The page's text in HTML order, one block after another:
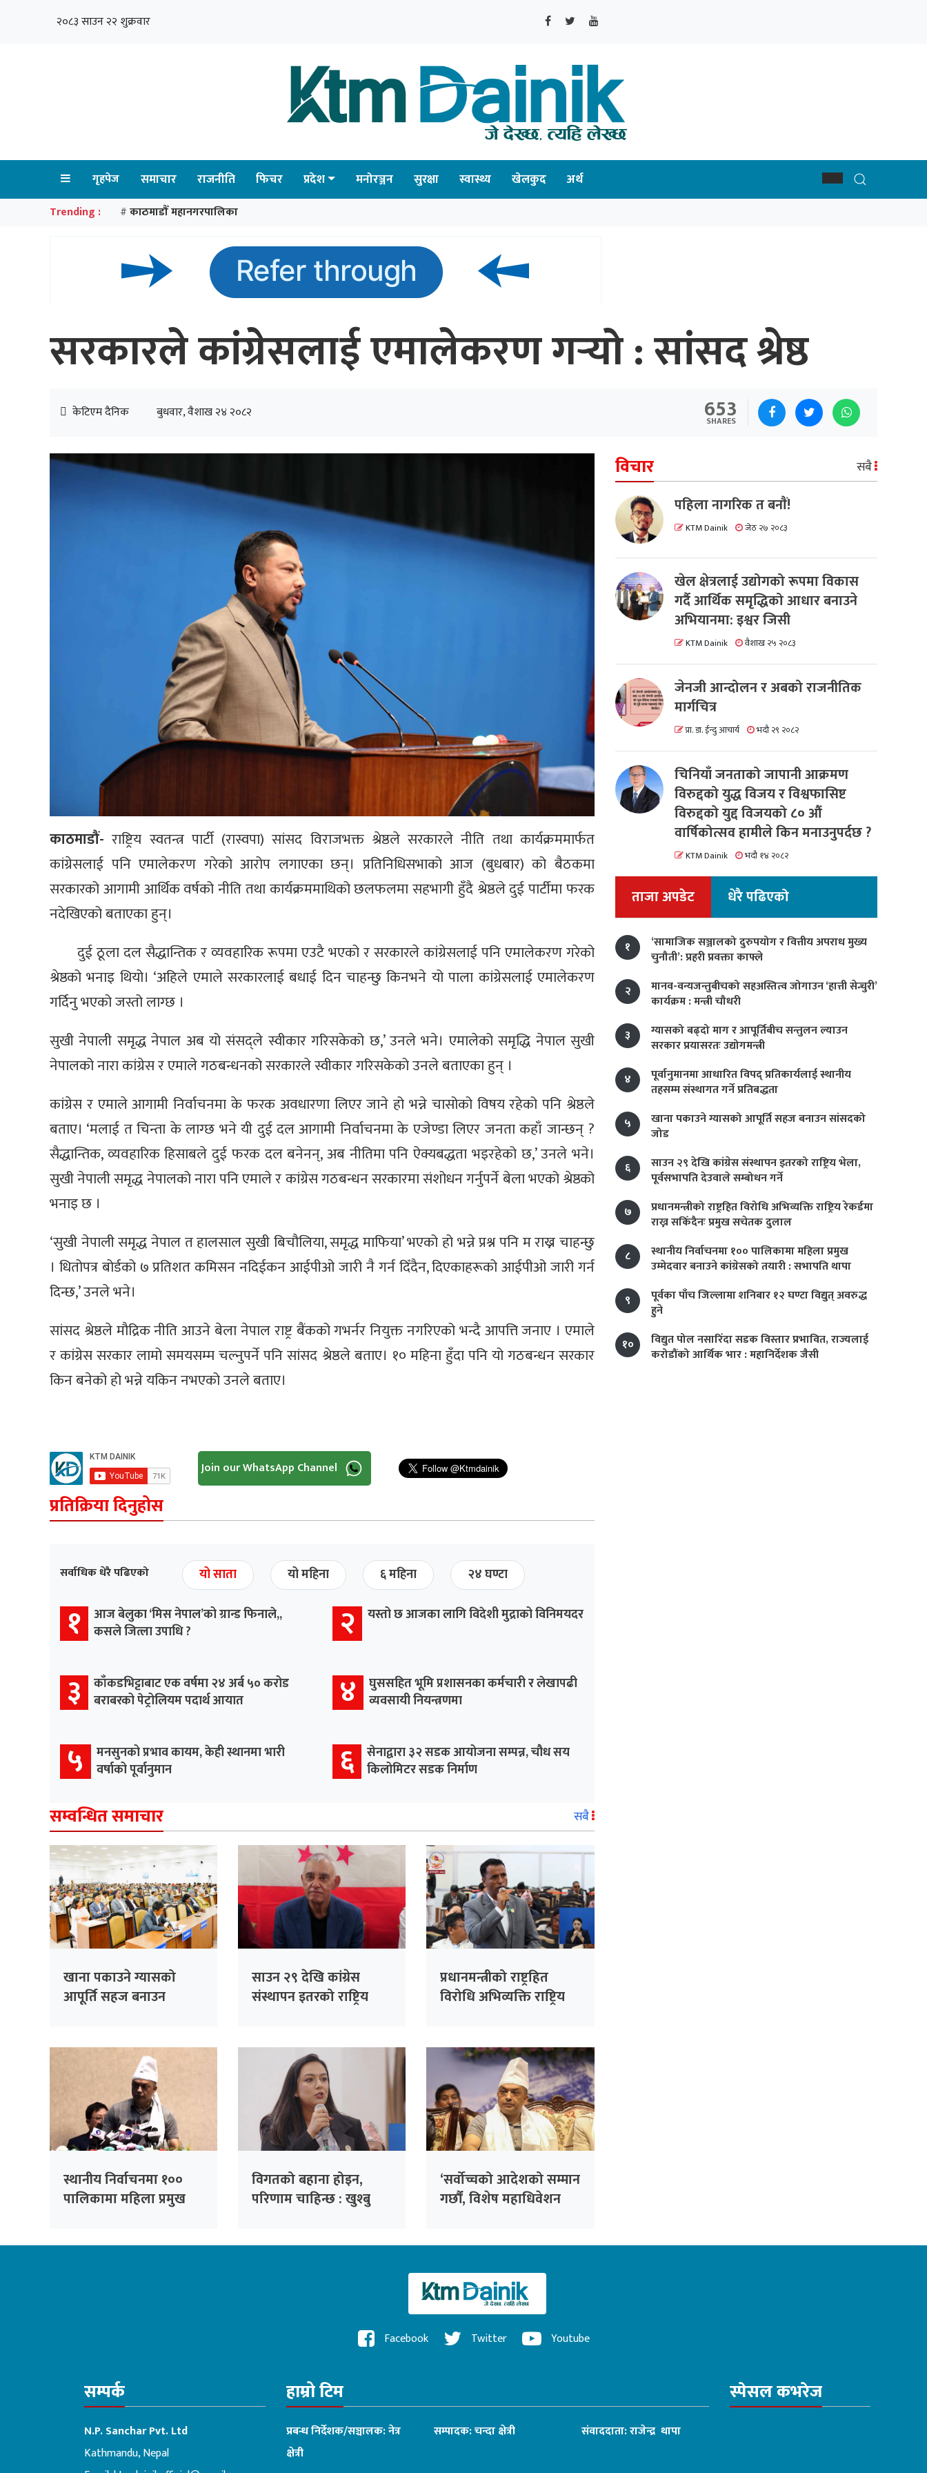
२०८३ साउन २२ शुक्रवार
गृहपेज समाचार राजनीति फिचर प्रदेश मनोरञ्जन सुरक्षा स्वास्थ्य खेलकुद अर्थ
Trending : # काठमाडौँ महानगरपालिका
सरकारले कांग्रेसलाई एमालेकरण गर्‍यो : सांसद श्रेष्ठ
केटिएम दैनिक बुधवार, वैशाख २४ २०८२ 653
SHARES
काठमाडौं-राष्ट्रिय स्वतन्त्र पार्टी (रास्वपा) सांसद विराजभक्त श्रेष्ठले सरकारले नीति तथा कार्यक्रममार्फत
कांग्रेसलाई पनि एमालेकरण गरेको आरोप लगाएका छन्। प्रतिनिधिसभाको आज (बुधबार) को बैठकमा
सरकारको आगामी आर्थिक वर्षको नीति तथा कार्यक्रममाथिको छलफलमा सहभागी हुँदै श्रेष्ठले दुई पार्टीमा फरक
नदेखिएको बताएका हुन्।
दुई ठूला दल सैद्धान्तिक र व्यवहारिक रूपमा एउटै भएको र सरकारले कांग्रेसलाई पनि एमालेकरण गरेको
श्रेष्ठको भनाइ थियो। ‘अहिले एमाले सरकारलाई बधाई दिन चाहन्छु किनभने यो पाला कांग्रेसलाई एमालेकरण
गर्दिनु भएको जस्तो लाग्छ ।
सुखी नेपाली समृद्ध नेपाल अब यो संसद्ले स्वीकार गरिसकेको छ,’ उनले भने। एमालेको समृद्धि नेपाल सुखी
नेपालको नारा कांग्रेस र एमाले गठबन्धनको सरकारले स्वीकार गरिसकेको उनले बताएका हुन् ।
कांग्रेस र एमाले आगामी निर्वाचनमा के फरक अवधारणा लिएर जाने हो भन्ने चासोको विषय रहेको पनि श्रेष्ठले
बताए। ‘मलाई त चिन्ता के लाग्छ भने यी दुई दल आगामी निर्वाचनमा के एजेण्डा लिएर जनता कहाँ जान्छन् ?
सैद्धान्तिक, व्यवहारिक हिसाबले दुई फरक दल बनेनन्, अब नीतिमा पनि ऐक्यबद्धता भइरहेको छ,’ उनले भने।
सुखी नेपाली समृद्ध नेपालको नारा पनि एमाले र कांग्रेस गठबन्धन सरकारमा संशोधन गर्नुपर्ने बेला भएको श्रेष्ठको
भनाइ छ ।
‘सुखी नेपाली समृद्ध नेपाल त हालसाल सुखी बिचौलिया, समृद्ध माफिया’ भएको हो भन्ने प्रश्न पनि म राख्न चाहन्छु
। धितोपत्र बोर्डको ७ प्रतिशत कमिसन नदिईकन आईपीओ जारी नै गर्न दिँदैन, दिएकाहरूको आईपीओ जारी गर्न
दिन्छ,’ उनले भने।
सांसद श्रेष्ठले मौद्रिक नीति आउने बेला नेपाल राष्ट्र बैंकको गभर्नर नियुक्त नगरिएको भन्दै आपत्ति जनाए । एमाले
र कांग्रेस सरकार लामो समयसम्म चल्नुपर्ने पनि सांसद श्रेष्ठले बताए। १० महिना हुँदा पनि यो गठबन्धन सरकार
किन बनेको हो भन्ने यकिन नभएको उनले बताए।
Join our WhatsApp Channel
प्रतिक्रिया दिनुहोस
सर्वाधिक धेरै पढिएको यो साता यो महिना ६ महिना २४ घण्टा
१
आज बेलुका ‘मिस नेपाल’को ग्रान्ड फिनाले,,
कसले जित्ला उपाधि ?
२ यस्तो छ आजका लागि विदेशी मुद्राको विनिमयदर
३
काँकडभिट्टाबाट एक वर्षमा २४ अर्ब ५० करोड
बराबरको पेट्रोलियम पदार्थ आयात
४
घुससहित भूमि प्रशासनका कर्मचारी र लेखापढी
व्यवसायी नियन्त्रणमा
५
मनसुनको प्रभाव कायम, केही स्थानमा भारी
वर्षाको पूर्वानुमान
६ सेनाद्वारा ३२ सडक आयोजना सम्पन्न, चौध सय
किलोमिटर सडक निर्माण
सम्वन्धित समाचार सबै
खाना पकाउने ग्यासको
आपूर्ति सहज बनाउन
साउन २९ देखि कांग्रेस
संस्थापन इतरको राष्ट्रिय
प्रधानमन्त्रीको राष्ट्रहित
विरोधि अभिव्यक्ति राष्ट्रिय
स्थानीय निर्वाचनमा १००
पालिकामा महिला प्रमुख
विगतको बहाना होइन,
परिणाम चाहिन्छ : खुश्बु
‘सर्वोच्चको आदेशको सम्मान
गर्छौं, विशेष महाधिवेशन
विचार सबै
पहिला नागरिक त बनाैं!
KTM Dainik जेठ २७ २०८३
खेल क्षेत्रलाई उद्योगको रूपमा विकास
गर्दै आर्थिक समृद्धिको आधार बनाउने
अभियानमा: इश्वर जिसी
KTM Dainik वैशाख २५ २०८३
जेनजी आन्दोलन र अबको राजनीतिक
मार्गचित्र
प्रा. डा. ईन्दु आचार्य भदौ २९ २०८२
चिनियाँ जनताको जापानी आक्रमण
विरुद्दको युद्ध विजय र विश्वफासिष्ट
विरुद्दको युद्द विजयको ८० औं
वार्षिकोत्सव हामीले किन मनाउनुपर्दछ ?
KTM Dainik भदौ १४ २०८२
ताजा अपडेट धेरै पढिएको
१
‘सामाजिक सञ्जालको दुरुपयोग र वित्तीय अपराध मुख्य
चुनौती’: प्रहरी प्रवक्ता काफ्ले
२
मानव-वन्यजन्तुबीचको सहअस्तित्व जोगाउन ‘हात्ती सेन्चुरी’
कार्यक्रम : मन्त्री चौधरी
३
ग्यासको बढ्दो माग र आपूर्तिबीच सन्तुलन ल्याउन
सरकार प्रयासरतः उद्योगमन्त्री
४
पूर्वानुमानमा आधारित विपद् प्रतिकार्यलाई स्थानीय
तहसम्म संस्थागत गर्ने प्रतिबद्धता
५
खाना पकाउने ग्यासको आपूर्ति सहज बनाउन सांसदको
जोड
६
साउन २९ देखि कांग्रेस संस्थापन इतरको राष्ट्रिय भेला,
पूर्वसभापति देउवाले सम्बोधन गर्ने
७
प्रधानमन्त्रीको राष्ट्रहित विरोधि अभिव्यक्ति राष्ट्रिय रेकर्डमा
राख्न सकिँदैनः प्रमुख सचेतक दुलाल
८
स्थानीय निर्वाचनमा १०० पालिकामा महिला प्रमुख
उम्मेदवार बनाउने कांग्रेसको तयारी : सभापति थापा
९
पूर्वका पाँच जिल्लामा शनिबार १२ घण्टा विद्युत् अवरुद्ध
हुने
१०
विद्युत पोल नसारिँदा सडक विस्तार प्रभावित, राज्यलाई
करोडौंको आर्थिक भार : महानिर्देशक जैसी
Facebook Twitter Youtube
सम्पर्क
N.P. Sanchar Pvt. Ltd
Kathmandu, Nepal
हाम्रो टिम
प्रबन्ध निर्देशक/सञ्चालक: नेत्र
क्षेत्री
सम्पादक: चन्दा क्षेत्री संवाददाता: राजेन्द्र थापा
स्पेसल कभरेज